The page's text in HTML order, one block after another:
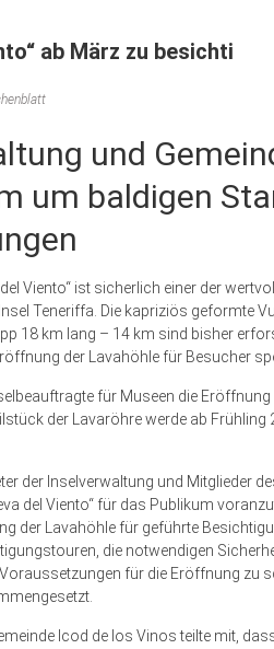
ab März zu besichti
und
um baldigen
del Viento“ ist sicherlich einer der
Teneriffa. Die kapriziös geformte
18 km lang – 14 km sind bisher
der Lavahöhle für Besucher
für Museen die
der Lavaröhre werde ab
der Inselverwaltung und Mitglieder
del Viento“ für das Publikum
der Lavahöhle für geführte
die notwendigen
für die Eröffnung zu
Icod de los Vinos teilte mit,